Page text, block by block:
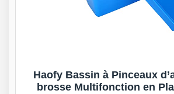
Haofy Bassin à Pinceaux
brosse Multifonction en